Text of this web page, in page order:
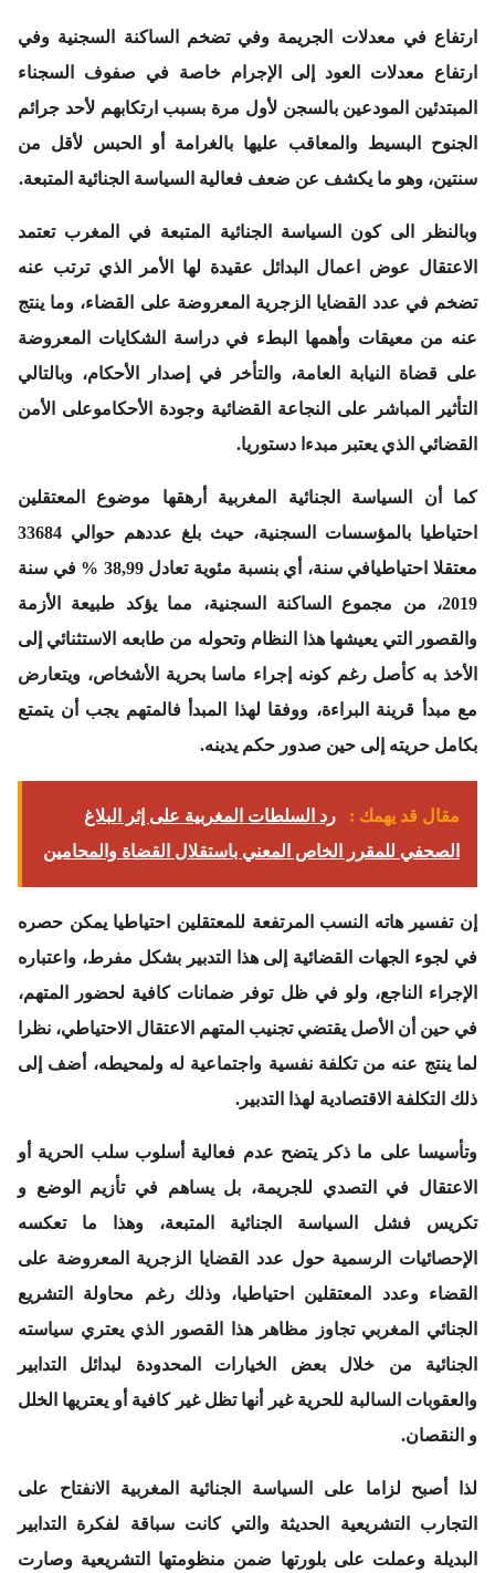
ارتفاع في معدلات الجريمة وفي تضخم الساكنة السجنية وفي
ارتفاع معدلات العود إلى الإجرام خاصة في صفوف السجناء
المبتدئين المودعين بالسجن لأول مرة بسبب ارتكابهم لأحد جرائم
الجنوح البسيط والمعاقب عليها بالغرامة أو الحبس لأقل من
سنتين، وهو ما يكشف عن ضعف فعالية السياسة الجنائية المتبعة.
وبالنظر الى كون السياسة الجنائية المتبعة في المغرب تعتمد
الاعتقال عوض اعمال البدائل عقيدة لها الأمر الذي ترتب عنه
تضخم في عدد القضايا الزجرية المعروضة على القضاء، وما ينتج
عنه من معيقات وأهمها البطء في دراسة الشكايات المعروضة
على قضاة النيابة العامة، والتأخر في إصدار الأحكام، وبالتالي
التأثير المباشر على النجاعة القضائية وجودة الأحكاموعلى الأمن
القضائي الذي يعتبر مبدءا دستوريا.
كما أن السياسة الجنائية المغربية أرهقها موضوع المعتقلين
احتياطيا بالمؤسسات السجنية، حيث بلغ عددهم حوالي 33684
معتقلا احتياطيافي سنة، أي بنسبة مئوية تعادل 38,99 % في سنة
2019، من مجموع الساكنة السجنية، مما يؤكد طبيعة الأزمة
والقصور التي يعيشها هذا النظام وتحوله من طابعه الاستثنائي إلى
الأخذ به كأصل رغم كونه إجراء ماسا بحرية الأشخاص، ويتعارض
مع مبدأ قرينة البراءة، ووفقا لهذا المبدأ فالمتهم يجب أن يتمتع
بكامل حريته إلى حين صدور حكم يدينه.
مقال قد يهمك :
رد السلطات المغربية على إثر البلاغ
الصحفي للمقرر الخاص المعني باستقلال القضاة والمحامين
إن تفسير هاته النسب المرتفعة للمعتقلين احتياطيا يمكن حصره
في لجوء الجهات القضائية إلى هذا التدبير بشكل مفرط، واعتباره
الإجراء الناجع، ولو في ظل توفر ضمانات كافية لحضور المتهم،
في حين أن الأصل يقتضي تجنيب المتهم الاعتقال الاحتياطي، نظرا
لما ينتج عنه من تكلفة نفسية واجتماعية له ولمحيطه، أضف إلى
ذلك التكلفة الاقتصادية لهذا التدبير.
وتأسيسا على ما ذكر يتضح عدم فعالية أسلوب سلب الحرية أو
الاعتقال في التصدي للجريمة، بل يساهم في تأزيم الوضع و
تكريس فشل السياسة الجنائية المتبعة، وهذا ما تعكسه
الإحصائيات الرسمية حول عدد القضايا الزجرية المعروضة على
القضاء وعدد المعتقلين احتياطيا، وذلك رغم محاولة التشريع
الجنائي المغربي تجاوز مظاهر هذا القصور الذي يعتري سياسته
الجنائية من خلال بعض الخيارات المحدودة لبدائل التدابير
والعقوبات السالبة للحرية غير أنها تظل غير كافية أو يعتريها الخلل
و النقصان.
لذا أصبح لزاما على السياسة الجنائية المغربية الانفتاح على
التجارب التشريعية الحديثة والتي كانت سباقة لفكرة التدابير
البديلة وعملت على بلورتها ضمن منظومتها التشريعية وصارت